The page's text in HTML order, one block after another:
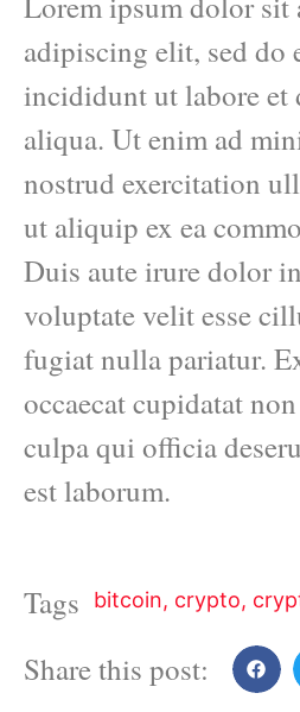
adipiscing elit, sed do
incididunt ut labore et
aliqua. Ut enim ad
nostrud exercitation
ut aliquip ex ea
Duis aute irure dolor
voluptate velit esse
fugiat nulla pariatur.
occaecat cupidatat
culpa qui officia
est laborum.
Tags bitcoin, crypto,
Share this post: